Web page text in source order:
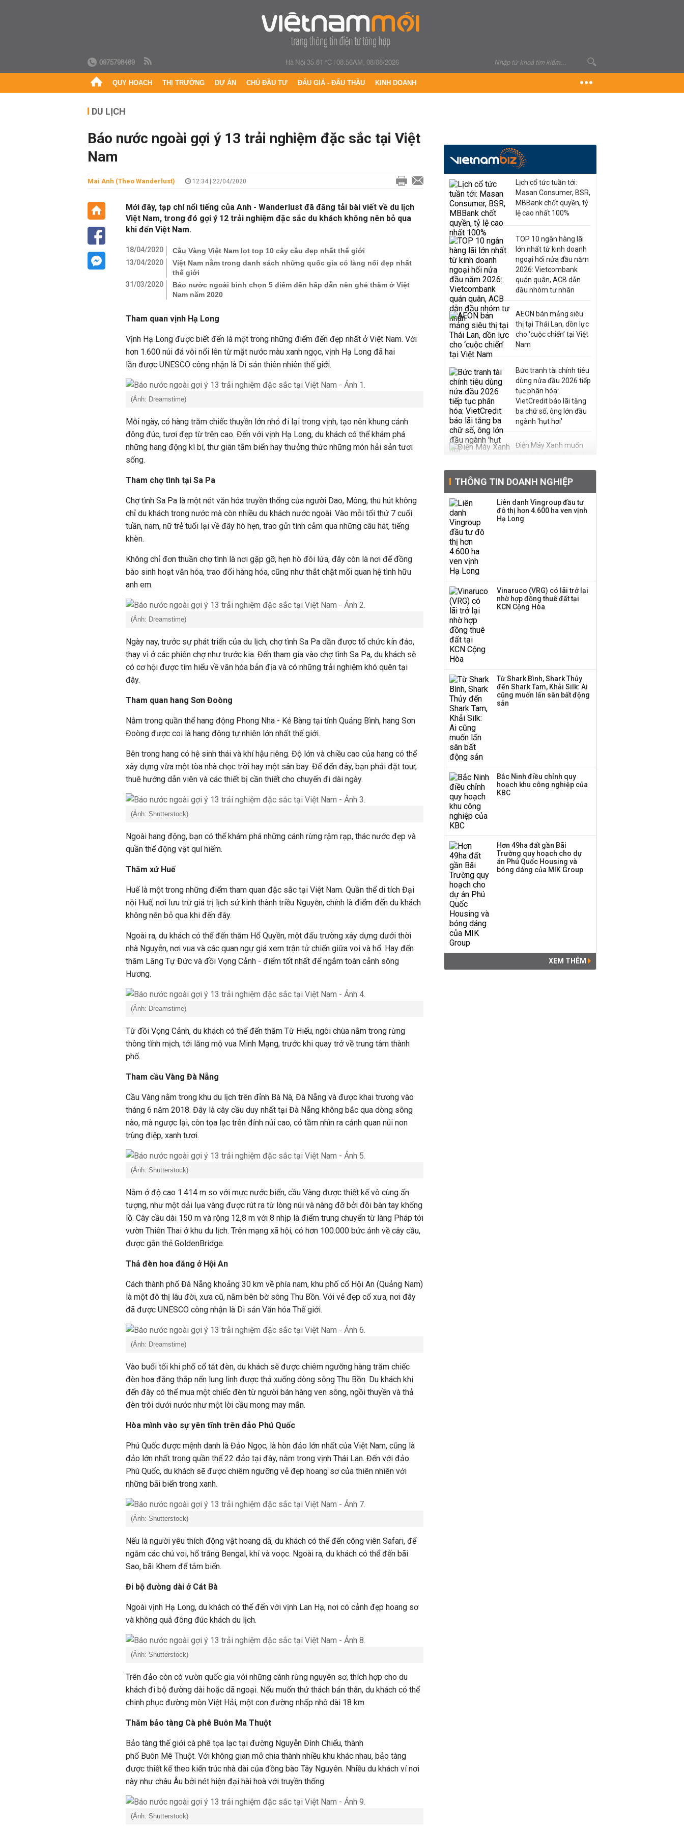
0975798489 Hà Nội 35.81 °C|08:56AM, 08/08/2026
QUY HOẠCH THỊ TRƯỜNG DỰ ÁN CHỦ ĐẦU TƯ ĐẤU GIÁ - ĐẤU THẦU KINH DOANH
DU LỊCH
Báo nước ngoài gợi ý 13 trải nghiệm đặc sắc tại Việt
Nam
Mai Anh (theo Wanderlust) 12:34 | 22/04/2020
Mới đây, tạp chí nổi tiếng của Anh - Wanderlust đã đăng tải bài viết về du lịch
Việt Nam, trong đó gợi ý 12 trải nghiệm đặc sắc du khách không nên bỏ qua
khi đến Việt Nam.
18/04/2020
Cầu Vàng Việt Nam lọt top 10 cây cầu đẹp nhất thế giới
13/04/2020
Việt Nam nằm trong danh sách những quốc gia có làng nổi đẹp nhất
thế giới
31/03/2020
Báo nước ngoài bình chọn 5 điểm đến hấp dẫn nên ghé thăm ở Việt
Nam năm 2020
Tham quan vịnh Hạ Long
Vịnh Hạ Long được biết đến là một trong những điểm đến đẹp nhất ở Việt Nam. Với
hơn 1.600 núi đá vôi nổi lên từ mặt nước màu xanh ngọc, vịnh Hạ Long đã hai
lần được UNESCO công nhận là Di sản thiên nhiên thế giới.
(Ảnh: Dreamstime)
Mỗi ngày, có hàng trăm chiếc thuyền lớn nhỏ đi lại trong vịnh, tạo nên khung cảnh
đông đúc, tươi đẹp từ trên cao. Đến với vịnh Hạ Long, du khách có thể khám phá
những hang động kì bí, thư giãn tắm biển hay thưởng thức những món hải sản tươi
sống.
Tham chợ tình tại Sa Pa
Chợ tình Sa Pa là một nét văn hóa truyền thống của người Dao, Mông, thu hút không
chỉ du khách trong nước mà còn nhiều du khách nước ngoài. Vào mỗi tối thứ 7 cuối
tuần, nam, nữ trẻ tuổi lại về đây hò hẹn, trao gửi tình cảm qua những câu hát, tiếng
khèn.
Không chỉ đơn thuần chợ tình là nơi gặp gỡ, hẹn hò đôi lứa, đây còn là nơi để đồng
bào sinh hoạt văn hóa, trao đổi hàng hóa, cũng như thắt chặt mối quan hệ tình hữu
anh em.
(Ảnh: Dreamstime)
Ngày nay, trước sự phát triển của du lịch, chợ tình Sa Pa dần được tổ chức kín đáo,
thay vì ở các phiên chợ như trước kia. Đến tham gia vào chợ tình Sa Pa, du khách sẽ
có cơ hội được tìm hiểu về văn hóa bản địa và có những trải nghiệm khó quên tại
đây.
Tham quan hang Sơn Đoòng
Nằm trong quần thể hang động Phong Nha - Kẻ Bàng tại tỉnh Quảng Bình, hang Sơn
Đoòng được coi là hang động tự nhiên lớn nhất thế giới.
Bên trong hang có hệ sinh thái và khí hậu riêng. Độ lớn và chiều cao của hang có thể
xây dựng vừa một tòa nhà chọc trời hay một sân bay. Để đến đây, bạn phải đặt tour,
thuê hướng dẫn viên và các thiết bị cần thiết cho chuyến đi dài ngày.
(Ảnh: Shutterstock)
Ngoài hang động, bạn có thể khám phá những cánh rừng rậm rạp, thác nước đẹp và
quần thể động vật quí hiếm.
Thăm xứ Huế
Huế là một trong những điểm tham quan đặc sắc tại Việt Nam. Quần thể di tích Đại
nội Huế, nơi lưu trữ giá trị lịch sử kinh thành triều Nguyễn, chính là điểm đến du khách
không nên bỏ qua khi đến đây.
Ngoài ra, du khách có thể đến thăm Hổ Quyền, một đấu trường xây dựng dưới thời
nhà Nguyễn, nơi vua và các quan ngự giá xem trận tử chiến giữa voi và hổ. Hay đến
thăm Lăng Tự Đức và đồi Vọng Cảnh - điểm tốt nhất để ngắm toàn cảnh sông
Hương.
(Ảnh: Dreamstime)
Từ đồi Vọng Cảnh, du khách có thể đến thăm Từ Hiếu, ngôi chùa nằm trong rừng
thông tĩnh mịch, tới lăng mộ vua Minh Mạng, trước khi quay trở về trung tâm thành
phố.
Tham cầu Vàng Đà Nẵng
Cầu Vàng nằm trong khu du lịch trên đỉnh Bà Nà, Đà Nẵng và được khai trương vào
tháng 6 năm 2018. Đây là cây cầu duy nhất tại Đà Nẵng không bắc qua dòng sông
nào, mà ngược lại, còn tọa lạc trên đỉnh núi cao, có tầm nhìn ra cảnh quan núi non
trùng điệp, xanh tươi.
(Ảnh: Shutterstock)
Nằm ở độ cao 1.414 m so với mực nước biển, cầu Vàng được thiết kế vô cùng ấn
tượng, như một dải lụa vàng được rút ra từ lòng núi và nâng đỡ bởi đôi bàn tay khổng
lồ. Cây cầu dài 150 m và rộng 12,8 m với 8 nhịp là điểm trung chuyển từ làng Pháp tới
vườn Thiên Thai ở khu du lịch. Trên mạng xã hội, có hơn 100.000 bức ảnh về cây cầu,
được gắn thẻ GoldenBridge.
Thả đèn hoa đăng ở Hội An
Cách thành phố Đà Nẵng khoảng 30 km về phía nam, khu phố cổ Hội An (Quảng Nam)
là một đô thị lâu đời, xưa cũ, nằm bên bờ sông Thu Bồn. Với vẻ đẹp cổ xưa, nơi đây
đã được UNESCO công nhận là Di sản Văn hóa Thế giới.
(Ảnh: Dreamstime)
Vào buổi tối khi phố cổ tắt đèn, du khách sẽ được chiêm ngưỡng hàng trăm chiếc
đèn hoa đăng thắp nến lung linh được thả xuống dòng sông Thu Bồn. Du khách khi
đến đây có thể mua một chiếc đèn từ người bán hàng ven sông, ngồi thuyền và thả
đèn trôi dưới nước như một lời cầu mong may mắn.
Hòa mình vào sự yên tĩnh trên đảo Phú Quốc
Phú Quốc được mệnh danh là Đảo Ngọc, là hòn đảo lớn nhất của Việt Nam, cũng là
đảo lớn nhất trong quần thể 22 đảo tại đây, nằm trong vịnh Thái Lan. Đến với đảo
Phú Quốc, du khách sẽ được chiêm ngưỡng vẻ đẹp hoang sơ của thiên nhiên với
những bãi biển trong xanh.
(Ảnh: Shutterstock)
Nếu là người yêu thích động vật hoang dã, du khách có thể đến công viên Safari, để
ngắm các chú voi, hổ trắng Bengal, khỉ và voọc. Ngoài ra, du khách có thể đến bãi
Sao, bãi Khem để tắm biển.
Đi bộ đường dài ở Cát Bà
Ngoài vịnh Hạ Long, du khách có thể đến với vịnh Lan Hạ, nơi có cảnh đẹp hoang sơ
và không quá đông đúc khách du lịch.
(Ảnh: Shutterstock)
Trên đảo còn có vườn quốc gia với những cánh rừng nguyên sơ, thích hợp cho du
khách đi bộ đường dài hoặc dã ngoại. Nếu muốn thử thách bản thân, du khách có thể
chinh phục đường mòn Việt Hải, một con đường nhấp nhô dài 18 km.
Thăm bảo tàng Cà phê Buôn Ma Thuột
Bảo tàng thế giới cà phê tọa lạc tại đường Nguyễn Đình Chiểu, thành
phố Buôn Mê Thuột. Với không gian mở chia thành nhiều khu khác nhau, bảo tàng
được thiết kế theo kiến trúc nhà dài của đồng bào Tây Nguyên. Nhiều du khách ví nơi
này như châu Âu bởi nét hiện đại hài hoà với truyền thống.
(Ảnh: Shutterstock)
Lịch cổ tức tuần tới:
Masan Consumer, BSR,
MBBank chốt quyền, tỷ
lệ cao nhất 100%
TOP 10 ngân hàng lãi
lớn nhất từ kinh doanh
ngoại hối nửa đầu năm
2026: Vietcombank
quán quân, ACB dẫn
đầu nhóm tư nhân
AEON bán mảng siêu
thị tại Thái Lan, dồn lực
cho ‘cuộc chiến’ tại Việt
Nam
Bức tranh tài chính tiêu
dùng nửa đầu 2026 tiếp
tục phân hóa:
VietCredit báo lãi tăng
ba chữ số, ông lớn đầu
ngành 'hụt hơi'
Điện Máy Xanh muốn
phát hành cổ phiếu với
Sau nhịp điều chỉnh
mạnh, CTCK nhìn thấy
cơ hội ở nhóm cổ phiếu
thanh lý toàn bộ cửa
hàng
Công ty 100 tỷ của
Huấn Hoa Hồng bỗng
dưng ‘biến mất’, một
THÔNG TIN DOANH NGHIỆP
Liên danh Vingroup đầu tư
đô thị hơn 4.600 ha ven vịnh
Hạ Long
Vinaruco (VRG) có lãi trở lại
nhờ hợp đồng thuê đất tại
KCN Cộng Hòa
Từ Shark Bình, Shark Thủy
đến Shark Tam, Khải Silk: Ai
cũng muốn lấn sân bất động
sản
Bắc Ninh điều chỉnh quy
hoạch khu công nghiệp của
KBC
Hơn 49ha đất gần Bãi
Trường quy hoạch cho dự
án Phú Quốc Housing và
bóng dáng của MIK Group
XEM THÊM